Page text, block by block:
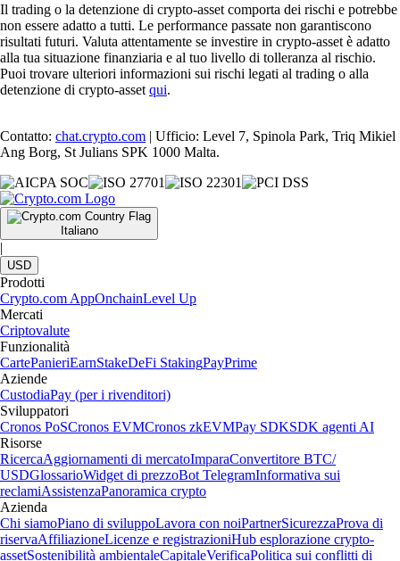
Il trading o la detenzione di crypto-asset comporta dei rischi e potrebbe
non essere adatto a tutti. Le performance passate non garantiscono
risultati futuri. Valuta attentamente se investire in crypto-asset è adatto
alla tua situazione finanziaria e al tuo livello di tolleranza al rischio.
Puoi trovare ulteriori informazioni sui rischi legati al trading o alla
detenzione di crypto-asset qui.
Contatto: chat.crypto.com | Ufficio: Level 7, Spinola Park, Triq Mikiel
Ang Borg, St Julians SPK 1000 Malta.
Italiano
|
USD
Prodotti
Crypto.com AppOnchainLevel Up
Mercati
Criptovalute
Funzionalità
CartePanieriEarnStakeDeFi StakingPayPrime
Aziende
CustodiaPay (per i rivenditori)
Sviluppatori
Cronos PoSCronos EVMCronos zkEVMPay SDKSDK agenti AI
Risorse
RicercaAggiornamenti di mercatoImparaConvertitore BTC/
USDGlossarioWidget di prezzoBot TelegramInformativa sui
reclamiAssistenzaPanoramica crypto
Azienda
Chi siamoPiano di sviluppoLavora con noiPartnerSicurezzaProva di
riservaAffiliazioneLicenze e registrazioniHub esplorazione crypto-
assetSostenibilità ambientaleCapitaleVerificaPolitica sui conflitti di